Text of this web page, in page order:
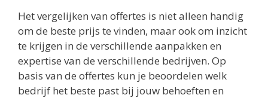
Het vergelijken van offertes is niet alleen handig
om de beste prijs te vinden, maar ook om inzicht
te krijgen in de verschillende aanpakken en
expertise van de verschillende bedrijven. Op
basis van de offertes kun je beoordelen welk
bedrijf het beste past bij jouw behoeften en